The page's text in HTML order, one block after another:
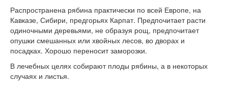
Распространена рябина практически по всей Европе, на
Кавказе, Сибири, предгорьях Карпат. Предпочитает расти
одиночными деревьями, не образуя рощ, предпочитает
опушки смешанных или хвойных лесов, во дворах и
посадках. Хорошо переносит заморозки.
В лечебных целях собирают плоды рябины, а в некоторых
случаях и листья.